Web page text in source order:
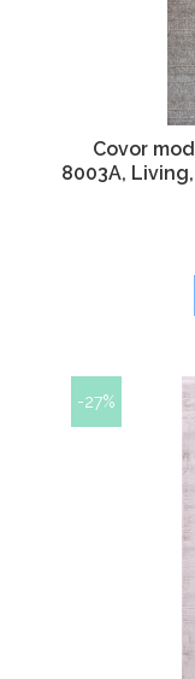
Covor
8003A,
-27%